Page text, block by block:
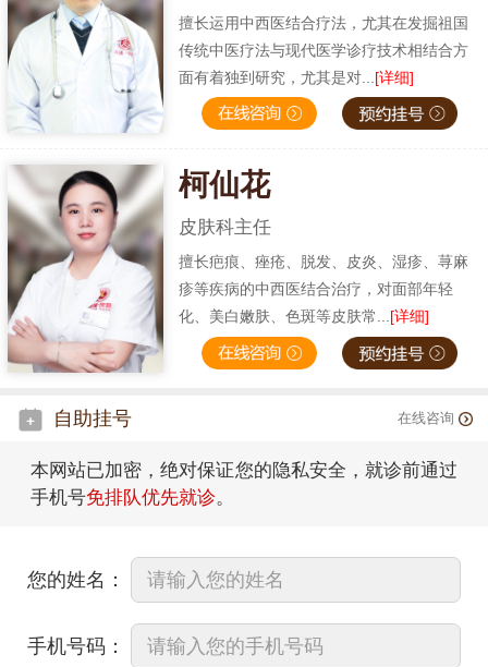
擅长运用中西医结合疗法，尤其在发掘祖国
传统中医疗法与现代医学诊疗技术相结合方
面有着独到研究，尤其是对... [详细]
柯仙花
皮肤科主任
擅长疤痕、痤疮、脱发、皮炎、湿疹、荨麻
疹等疾病的中西医结合治疗，对面部年轻
化、美白嫩肤、色斑等皮肤常...[详细]
自助挂号 在线咨询
本网站已加密，绝对保证您的隐私安全，就诊前通过
手机号免排队优先就诊。
您的姓名：
手机号码：